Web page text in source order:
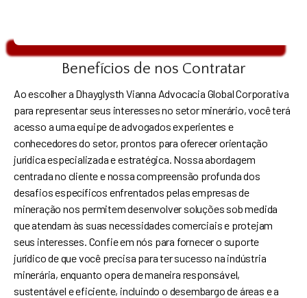
Benefícios de nos Contratar
Ao escolher a Dhayglysth Vianna Advocacia Global Corporativa
para representar seus interesses no setor minerário, você terá
acesso a uma equipe de advogados experientes e
conhecedores do setor, prontos para oferecer orientação
jurídica especializada e estratégica. Nossa abordagem
centrada no cliente e nossa compreensão profunda dos
desafios específicos enfrentados pelas empresas de
mineração nos permitem desenvolver soluções sob medida
que atendam às suas necessidades comerciais e protejam
seus interesses. Confie em nós para fornecer o suporte
jurídico de que você precisa para ter sucesso na indústria
minerária, enquanto opera de maneira responsável,
sustentável e eficiente, incluindo o desembargo de áreas e a